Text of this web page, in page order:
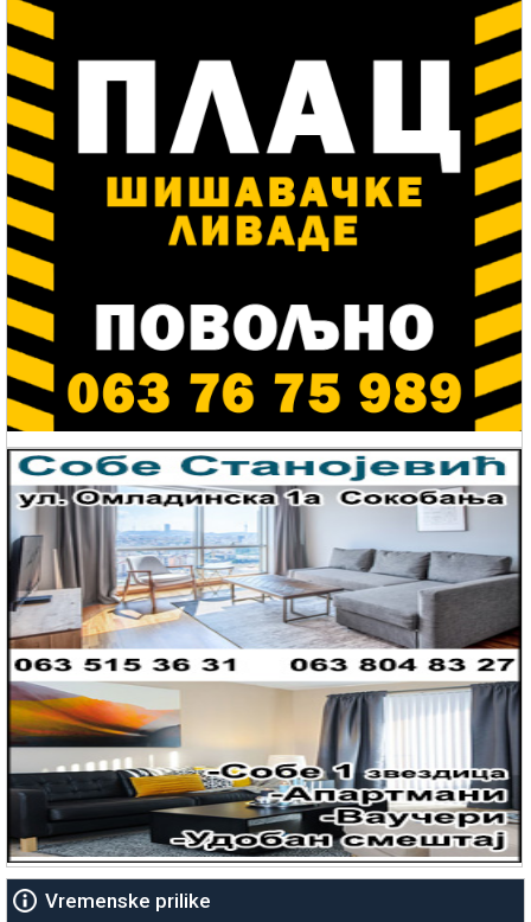
Vremenske prilike